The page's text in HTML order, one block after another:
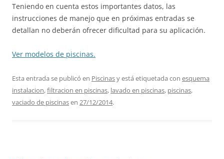
Teniendo en cuenta estos importantes datos, las
instrucciones de manejo que en próximas entradas se
detallan no deberán ofrecer dificultad para su aplicación.
Ver modelos de piscinas.
Esta entrada se publicó en Piscinasy está etiquetada con esquema
instalacion,filtracion en piscinas, lavado en piscinas, piscinas,
vaciado de piscinasen 27/12/2014.